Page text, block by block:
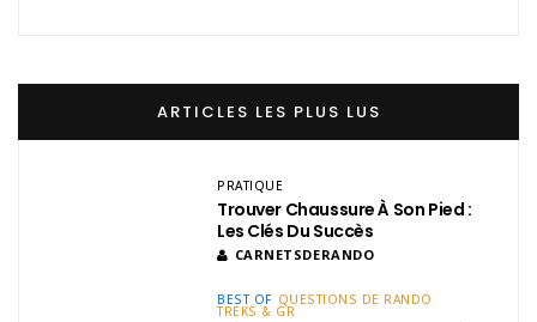
ARTICLES LES PLUS LUS
PRATIQUE
Trouver Chaussure À Son Pied :
Les Clés Du Succès
CARNETSDERANDO
BEST OF QUESTIONS DE RANDO
TREKS & GR